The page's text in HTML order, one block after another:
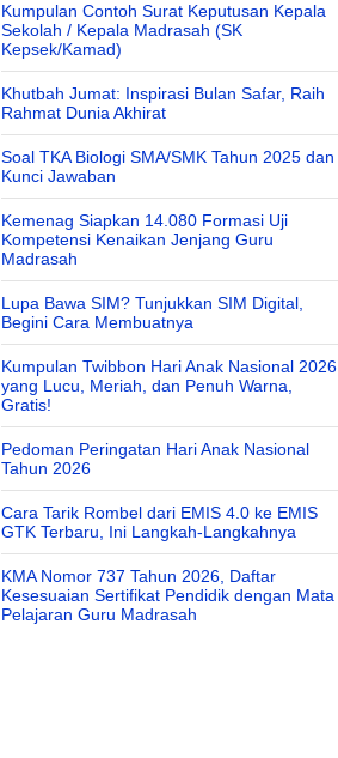
Kumpulan Contoh Surat Keputusan Kepala
Sekolah / Kepala Madrasah (SK
Kepsek/Kamad)
Khutbah Jumat: Inspirasi Bulan Safar, Raih
Rahmat Dunia Akhirat
Soal TKA Biologi SMA/SMK Tahun 2025 dan
Kunci Jawaban
Kemenag Siapkan 14.080 Formasi Uji
Kompetensi Kenaikan Jenjang Guru
Madrasah
Lupa Bawa SIM? Tunjukkan SIM Digital,
Begini Cara Membuatnya
Kumpulan Twibbon Hari Anak Nasional 2026
yang Lucu, Meriah, dan Penuh Warna,
Gratis!
Pedoman Peringatan Hari Anak Nasional
Tahun 2026
Cara Tarik Rombel dari EMIS 4.0 ke EMIS
GTK Terbaru, Ini Langkah-Langkahnya
KMA Nomor 737 Tahun 2026, Daftar
Kesesuaian Sertifikat Pendidik dengan Mata
Pelajaran Guru Madrasah